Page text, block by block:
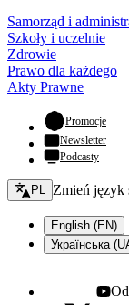
Samorząd i
Szkoły i uczelnie
Zdrowie
Prawo dla każdego
Akty Prawne
Promocje-
Newsletter
Podcasty
Zmień język -
PL Zmień język
English (EN)
Українська